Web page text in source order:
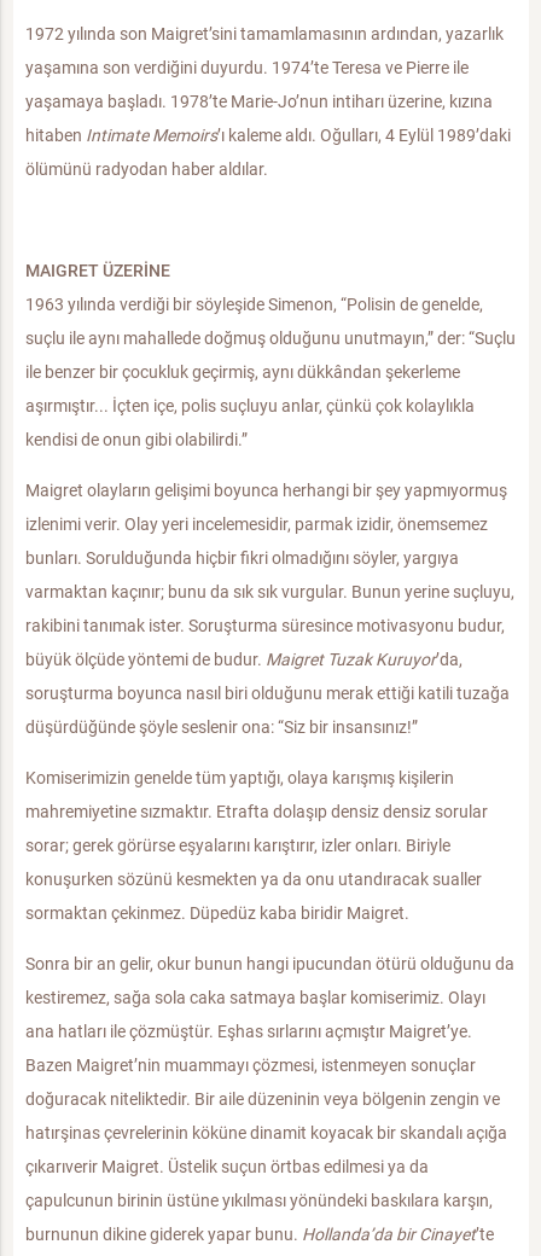
1972 yılında son Maigret’sini tamamlamasının ardından, yazarlık
yaşamına son verdiğini duyurdu. 1974’te Teresa ve Pierre ile
yaşamaya başladı. 1978’te Marie-Jo’nun intiharı üzerine, kızına
hitaben Intimate Memoirs’ı kaleme aldı. Oğulları, 4 Eylül 1989’daki
ölümünü radyodan haber aldılar.
MAIGRET ÜZERİNE
1963 yılında verdiği bir söyleşide Simenon, “Polisin de genelde,
suçlu ile aynı mahallede doğmuş olduğunu unutmayın,” der: “Suçlu
ile benzer bir çocukluk geçirmiş, aynı dükkândan şekerleme
aşırmıştır... İçten içe, polis suçluyu anlar, çünkü çok kolaylıkla
kendisi de onun gibi olabilirdi.”
Maigret olayların gelişimi boyunca herhangi bir şey yapmıyormuş
izlenimi verir. Olay yeri incelemesidir, parmak izidir, önemsemez
bunları. Sorulduğunda hiçbir fikri olmadığını söyler, yargıya
varmaktan kaçınır; bunu da sık sık vurgular. Bunun yerine suçluyu,
rakibini tanımak ister. Soruşturma süresince motivasyonu budur,
büyük ölçüde yöntemi de budur. Maigret Tuzak Kuruyor’da,
soruşturma boyunca nasıl biri olduğunu merak ettiği katili tuzağa
düşürdüğünde şöyle seslenir ona: “Siz bir insansınız!”
Komiserimizin genelde tüm yaptığı, olaya karışmış kişilerin
mahremiyetine sızmaktır. Etrafta dolaşıp densiz densiz sorular
sorar; gerek görürse eşyalarını karıştırır, izler onları. Biriyle
konuşurken sözünü kesmekten ya da onu utandıracak sualler
sormaktan çekinmez. Düpedüz kaba biridir Maigret.
Sonra bir an gelir, okur bunun hangi ipucundan ötürü olduğunu da
kestiremez, sağa sola caka satmaya başlar komiserimiz. Olayı
ana hatları ile çözmüştür. Eşhas sırlarını açmıştır Maigret’ye.
Bazen Maigret’nin muammayı çözmesi, istenmeyen sonuçlar
doğuracak niteliktedir. Bir aile düzeninin veya bölgenin zengin ve
hatırşinas çevrelerinin köküne dinamit koyacak bir skandalı açığa
çıkarıverir Maigret. Üstelik suçun örtbas edilmesi ya da
çapulcunun birinin üstüne yıkılması yönündeki baskılara karşın,
burnunun dikine giderek yapar bunu. Hollanda’da bir Cinayet’te